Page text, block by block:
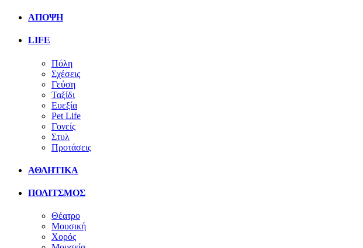
ΑΠΟΨΗ
LIFE
Πόλη
Σχέσεις
Γεύση
Ταξίδι
Ευεξία
Pet Life
Γονείς
Στυλ
Προτάσεις
ΑΘΛΗΤΙΚΑ
ΠΟΛΙΤΣΜΟΣ
Θέατρο
Μουσική
Χορός